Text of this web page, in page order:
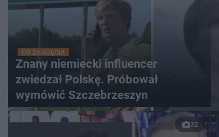
CO ZA UJĘCIA
Znany niemiecki influencer
zwiedzał Polskę. Próbował
wymówić Szczebrzeszyn
32